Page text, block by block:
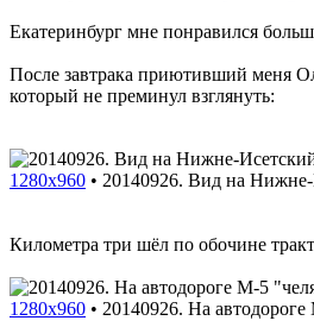
Екатеринбург мне понравился
После завтрака приютивший меня
который не преминул взглянуть:
1280x960 • 20140926. Вид на Нижне-
Километра три шёл по обочине
1280x960 • 20140926. На